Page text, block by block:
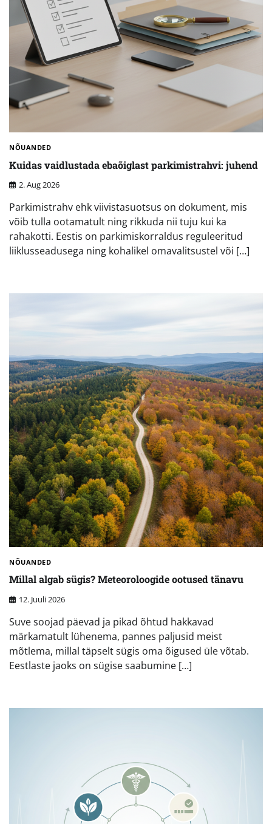
NÕUANDED
Kuidas vaidlustada ebaõiglast parkimistrahvi: juhend
2. Aug 2026
Parkimistrahv ehk viivistasuotsus on dokument, mis
võib tulla ootamatult ning rikkuda nii tuju kui ka
rahakotti. Eestis on parkimiskorraldus reguleeritud
liiklusseadusega ning kohalikel omavalitsustel või […]
NÕUANDED
Millal algab sügis? Meteoroloogide ootused tänavu
12. Juuli 2026
Suve soojad päevad ja pikad õhtud hakkavad
märkamatult lühenema, pannes paljusid meist
mõtlema, millal täpselt sügis oma õigused üle võtab.
Eestlaste jaoks on sügise saabumine […]